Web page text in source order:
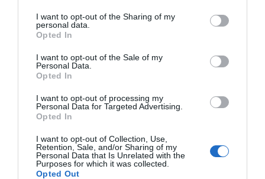
not limited to your visit or usage behaviour. You may click to
grant or deny consent to Google and its third-party tags to
use your data for below specified purposes in below Google
consent section.
I want to opt-out of the Sharing of my
personal data.
Opted In
I want to opt-out of the Sale of my
Personal Data.
Opted In
I want to opt-out of processing my
Personal Data for Targeted Advertising.
Opted In
I want to opt-out of Collection, Use,
Retention, Sale, and/or Sharing of my
Personal Data that Is Unrelated with the
Purposes for which it was collected.
Opted Out